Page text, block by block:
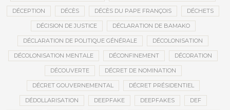
DÉCEPTION DÉCÈS DÉCÈS DU PAPE FRANÇOIS DÉCHETS
DÉCISION DE JUSTICE DÉCLARATION DE BAMAKO
DÉCLARATION DE POLITIQUE GÉNÉRALE DÉCOLONISATION
DÉCOLONISATION MENTALE DÉCONFINEMENT DÉCORATION
DÉCOUVERTE DÉCRET DE NOMINATION
DÉCRET GOUVERNEMENTAL DÉCRET PRÉSIDENTIEL
DÉDOLLARISATION DEEPFAKE DEEPFAKES DEF